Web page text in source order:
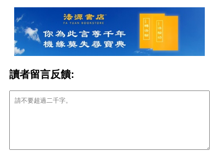
讀者留言反饋: